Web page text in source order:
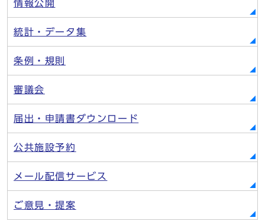
情報公開
統計・データ集
条例・規則
審議会
届出・申請書ダウンロード
公共施設予約
メール配信サービス
ご意見・提案